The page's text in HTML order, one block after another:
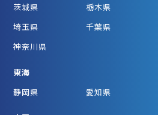
茨城県
栃木県
埼玉県
千葉県
神奈川県
東海
静岡県
愛知県